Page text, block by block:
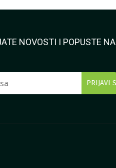
NOVOSTI I POPUSTE NA